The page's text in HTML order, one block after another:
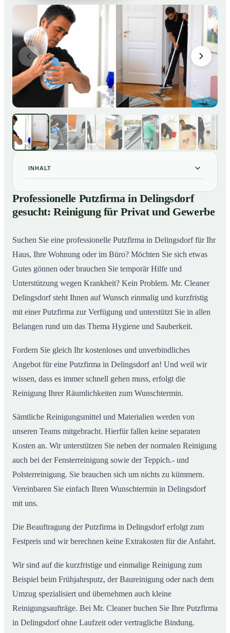
INHALT
01 Professionelle Putzfirma in Delingsdorf gesucht:
Reinigung für Privat und Gewerbe
So arbeitet eine Putzfirma in Delingsdorf
Professionelle Putzfirma in Delingsdorf
gesucht: Reinigung für Privat und Gewerbe
Suchen Sie eine professionelle Putzfirma in Delingsdorf für Ihr
Haus, Ihre Wohnung oder im Büro? Möchten Sie sich etwas
Gutes gönnen oder brauchen Sie temporär Hilfe und
Unterstützung wegen Krankheit? Kein Problem. Mr. Cleaner
Delingsdorf steht Ihnen auf Wunsch einmalig und kurzfristig
mit einer Putzfirma zur Verfügung und unterstützt Sie in allen
Belangen rund um das Thema Hygiene und Sauberkeit.
Fordern Sie gleich Ihr kostenloses und unverbindliches
Angebot für eine Putzfirma in Delingsdorf an! Und weil wir
wissen, dass es immer schnell gehen muss, erfolgt die
Reinigung Ihrer Räumlichkeiten zum Wunschtermin.
Sämtliche Reinigungsmittel und Materialien werden von
unseren Teams mitgebracht. Hierfür fallen keine separaten
Kosten an. Wir unterstützen Sie neben der normalen Reinigung
auch bei der Fensterreinigung sowie der Teppich.- und
Polsterreinigung. Sie brauchen sich um nichts zu kümmern.
Vereinbaren Sie einfach Ihren Wunschtermin in Delingsdorf
mit uns.
Die Beauftragung der Putzfirma in Delingsdorf erfolgt zum
Festpreis und wir berechnen keine Extrakosten für die Anfahrt.
Wir sind auf die kurzfristige und einmalige Reinigung zum
Beispiel beim Frühjahrsputz, der Baureinigung oder nach dem
Umzug spezialisiert und übernehmen auch kleine
Reinigungsaufträge. Bei Mr. Cleaner buchen Sie Ihre Putzfirma
in Delingsdorf ohne Laufzeit oder vertragliche Bindung.